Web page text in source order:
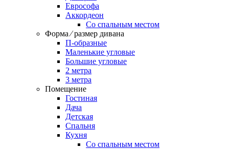
Еврософа
Аккордеон
Со спальным местом
Форма ⁄ размер дивана
П-образные
Маленькие угловые
Большие угловые
2 метра
3 метра
Помещение
Гостиная
Дача
Детская
Спальня
Кухня
Со спальным местом